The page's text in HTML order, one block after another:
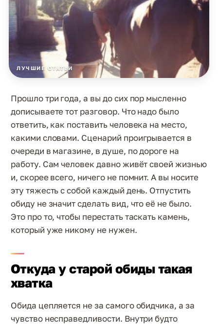
ЛУЧШИЕ СТАТЬИ
Прошло три года, а вы до сих пор мысленно
дописываете тот разговор. Что надо было
ответить, как поставить человека на место,
какими словами. Сценарий проигрывается в
очереди в магазине, в душе, по дороге на
работу. Сам человек давно живёт своей жизнью
и, скорее всего, ничего не помнит. А вы носите
эту тяжесть с собой каждый день. Отпустить
обиду не значит сделать вид, что её не было.
Это про то, чтобы перестать таскать камень,
который уже никому не нужен.
Откуда у старой обиды такая
хватка
Обида цепляется не за самого обидчика, а за
чувство несправедливости. Внутри будто